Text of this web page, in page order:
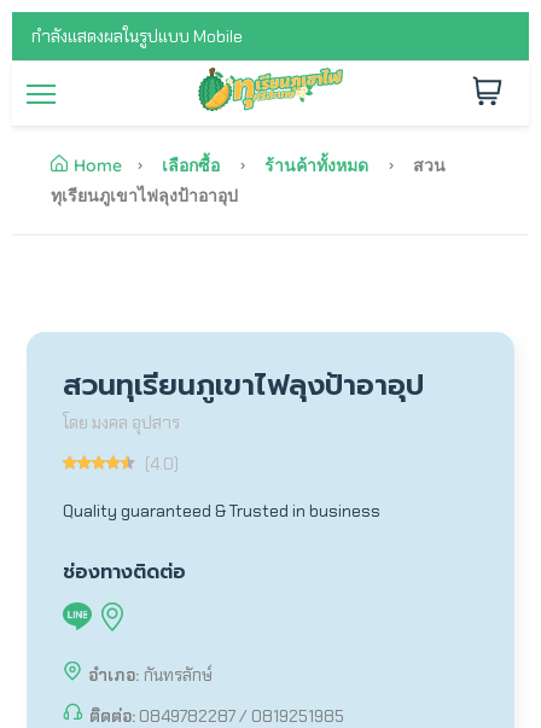
กำลังแสดงผลในรูปแบบ Mobile
Home เลือกซื้อ ร้านค้าทั้งหมด
สวน
ทุเรียนภูเขาไฟลุงป้าอาอุป
สวนทุเรียนภูเขาไฟลุงป้าอาอุป
โดย มงคล อุปสาร
(4.0)
Quality guaranteed & Trusted in business
ช่องทางติดต่อ
อำเภอ: กันทรลักษ์
ติดต่อ: 0849782287 / 0819251985